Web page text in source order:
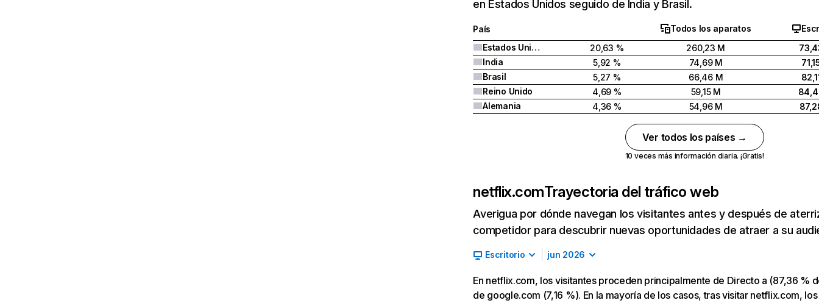
en Estados Unidos seguido de India y Brasil.
País Todos los aparatos
Estados Unidos
20,63 % 260,23 M
India
5,92 % 74,69 M
Brasil
5,27 % 66,46 M
Reino Unido
4,69 % 59,15 M
Alemania
4,36 % 54,96 M
Ver todos los países →
10 veces más información diaria. ¡Gratis!
netflix.comTrayectoria del tráfico web
Averigua por dónde navegan los visitantes antes y después de
competidor para descubrir nuevas oportunidades de atraer a su
Escritorio jun 2026
En netflix.com, los visitantes proceden principalmente de Directo a (87,36 %
de google.com (7,16 %). En la mayoría de los casos, tras visitar netflix.com,